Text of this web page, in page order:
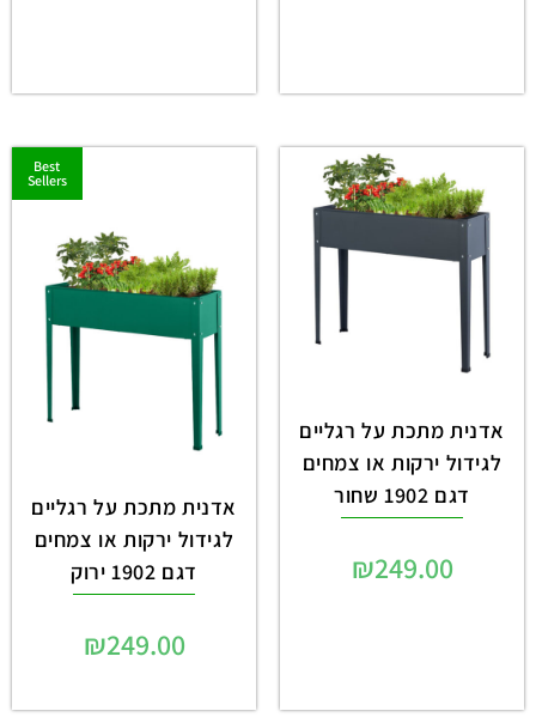
אדנית מתכת על רגליים
לגידול ירקות או צמחים
דגם 1902 שחור
₪249.00
Best
Sellers
אדנית מתכת על רגליים
לגידול ירקות או צמחים
דגם 1902 ירוק
₪249.00